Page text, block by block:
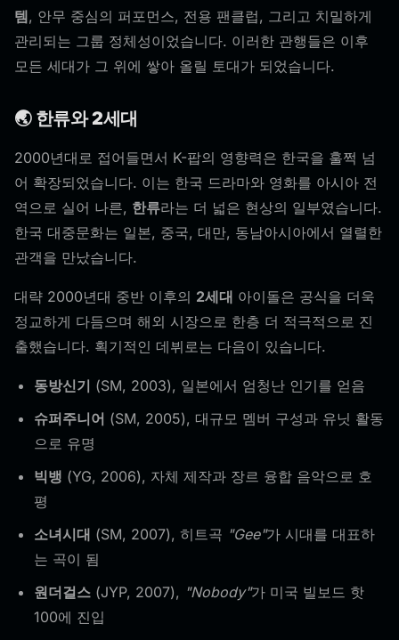
템, 안무 중심의 퍼포먼스, 전용 팬클럽, 그리고 치밀하게
관리되는 그룹 정체성이었습니다. 이러한 관행들은 이후
모든 세대가 그 위에 쌓아 올릴 토대가 되었습니다.
🌏 한류와 2세대
2000년대로 접어들면서 K-팝의 영향력은 한국을 훌쩍 넘
어 확장되었습니다. 이는 한국 드라마와 영화를 아시아 전
역으로 실어 나른, 한류라는 더 넓은 현상의 일부였습니다.
한국 대중문화는 일본, 중국, 대만, 동남아시아에서 열렬한
관객을 만났습니다.
대략 2000년대 중반 이후의 2세대 아이돌은 공식을 더욱
정교하게 다듬으며 해외 시장으로 한층 더 적극적으로 진
출했습니다. 획기적인 데뷔로는 다음이 있습니다.
동방신기 (SM, 2003), 일본에서 엄청난 인기를 얻음
슈퍼주니어 (SM, 2005), 대규모 멤버 구성과 유닛 활동
으로 유명
빅뱅 (YG, 2006), 자체 제작과 장르 융합 음악으로 호
평
소녀시대 (SM, 2007), 히트곡 "Gee"가 시대를 대표하
는 곡이 됨
원더걸스 (JYP, 2007), "Nobody"가 미국 빌보드 핫
100에 진입